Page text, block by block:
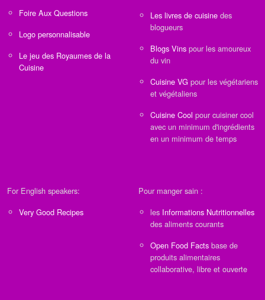
Foire Aux Questions
Logo personnalisable
Le jeu des Royaumes de la
Cuisine
Les livres de cuisine des
blogueurs
Blogs Vins pour les amoureux
du vin
Cuisine VG pour les végétariens
et végétaliens
Cuisine Cool pour cuisiner cool
avec un minimum d'ingrédients
en un minimum de temps
For English speakers:
Very Good Recipes
Pour manger sain :
les Informations Nutritionnelles
des aliments courants
Open Food Facts base de
produits alimentaires
collaborative, libre et ouverte